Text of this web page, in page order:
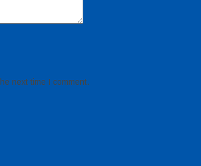
next time I comment.